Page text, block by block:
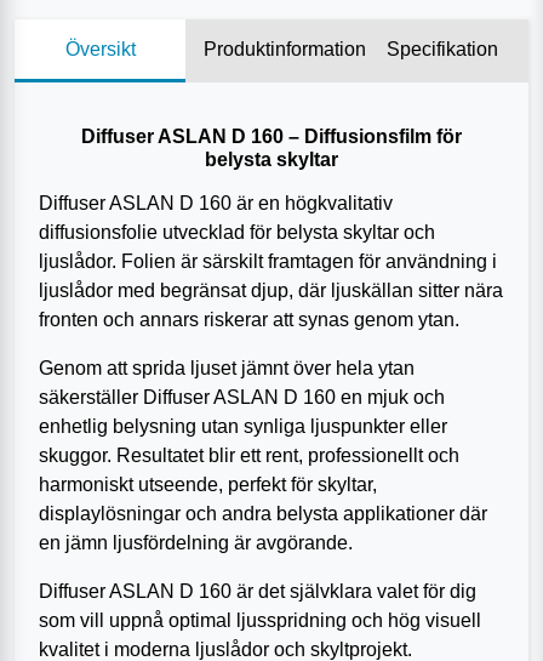
Översikt Produktinformation Specifikation
Diffuser ASLAN D 160 – Diffusionsfilm för
belysta skyltar
Diffuser ASLAN D 160 är en högkvalitativ
diffusionsfolie utvecklad för belysta skyltar och
ljuslådor. Folien är särskilt framtagen för användning i
ljuslådor med begränsat djup, där ljuskällan sitter nära
fronten och annars riskerar att synas genom ytan.
Genom att sprida ljuset jämnt över hela ytan
säkerställer Diffuser ASLAN D 160 en mjuk och
enhetlig belysning utan synliga ljuspunkter eller
skuggor. Resultatet blir ett rent, professionellt och
harmoniskt utseende, perfekt för skyltar,
displaylösningar och andra belysta applikationer där
en jämn ljusfördelning är avgörande.
Diffuser ASLAN D 160 är det självklara valet för dig
som vill uppnå optimal ljusspridning och hög visuell
kvalitet i moderna ljuslådor och skyltprojekt.